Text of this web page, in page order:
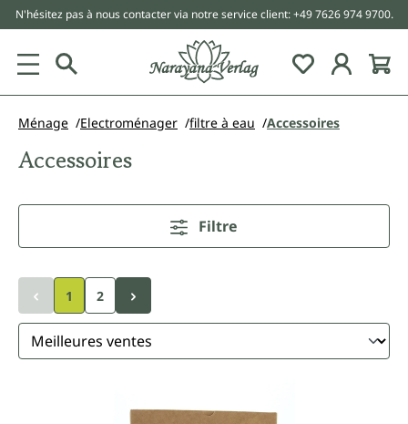
principal
N'hésitez pas à nous contacter via notre service client: +49 7626 974 9700.
Ménage Electroménager filtre à eau Accessoires
Accessoires
Filtre
1 2